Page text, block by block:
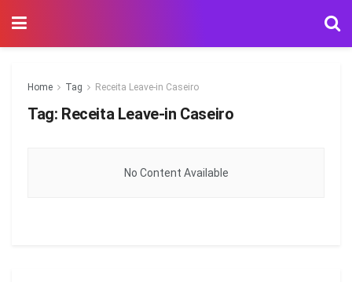
Home Tag Receita Leave-in Caseiro
Tag: Receita Leave-in Caseiro
No Content Available